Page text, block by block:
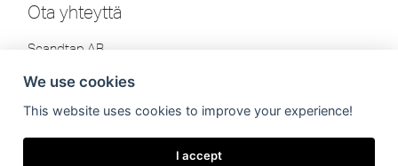
Ota yhteyttä
Scandtap AB
302 41 Halmstad, Ruotsi
Puh: +46 35-260 75 80
info[at]scandtap.com
We use cookies
This website uses cookies to improve your experience!
I accept